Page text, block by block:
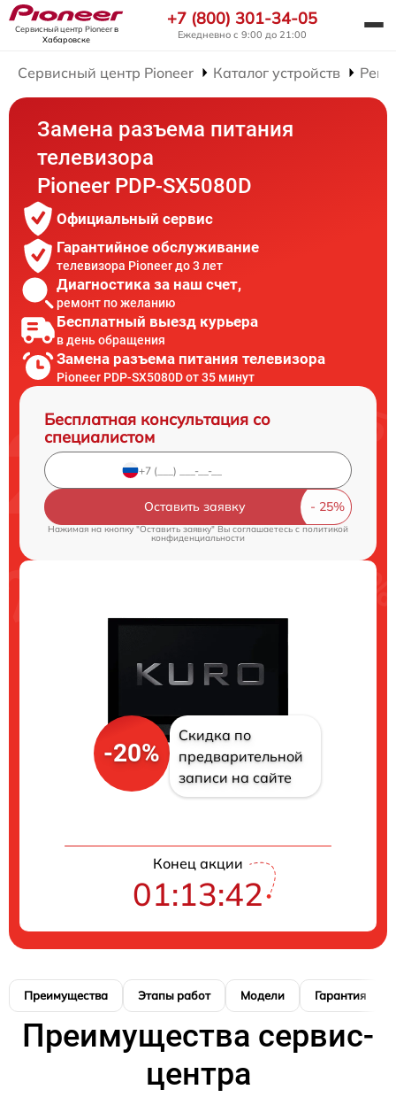
Сервисный центр Pioneerв
Хабаровске
+7 (800) 301-34-05
Ежедневно с 9:00 до 21:00
Сервисный центр Pioneer Каталог устройств
Замена разъема питания
телевизора
Pioneer PDP-SX5080D
Официальный сервис
Гарантийное обслуживание
телевизора Pioneer до 3 лет
Диагностика за наш счет,
ремонт по желанию
Бесплатный выезд курьера
в день обращения
Замена разъема питания телевизора
Pioneer PDP-SX5080D от 35 минут
Бесплатная консультация со
специалистом
Оставить заявку
Нажимая на кнопку "Оставить заявку" Вы соглашаетесь c политикой
конфиденциальности
-20%
Скидка по
предварительной
записи на сайте
Конец акции
01:13:41
Преимущества Этапы работ Модели Гарантия
Преимущества сервис-
центра